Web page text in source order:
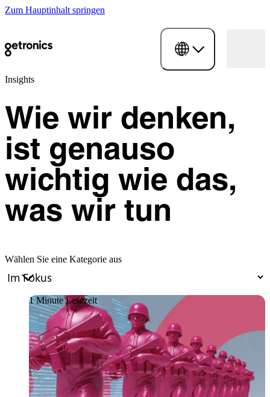
Zum Hauptinhalt springen
Insights
Wie wir denken,
ist genauso
wichtig wie das,
was wir tun
Wählen Sie eine Kategorie aus
1 Minute Lesezeit
Artikel18.06.2026
Whitepaper zur